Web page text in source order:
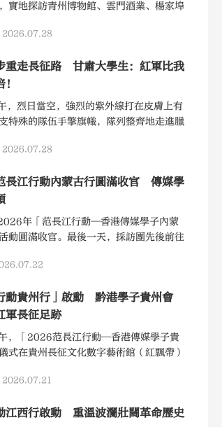
實地探訪青州博物館、雲門酒業、楊家埠
的深厚底蘊。
2026.07.28
重走長征路 甘肅大學生：紅軍比我
，烈日當空，強烈的紫外線打在皮膚上有
特殊的隊伍手擎旗幟，隊列整齊地走進臘
者的注意。「我們是蘭州理工大學第十二
今年活動核心圍繞『重走長征路』打造紅
踐的行走課堂。」徒步營領隊、蘭州理
宇告訴記者，本次參加徒步營共有15名學
舒適的乘車旅遊，以腳步丈量紅色熱土，
征精神。
2026.07.28
長江行動內蒙古行圓滿收官 傳媒學
年「范長江行動—香港傳媒學子內蒙
動圓滿收官。最後一天，採訪團先後前往
在紅色記憶中感悟初心使命，在歷史長河
動貴州行」啟動 黔港學子貴州會
長征足跡
，「2026范長江行動─香港傳媒學子貴
式在貴州長征文化數字藝術館（紅飄帶）
紅軍長征勝利90周年，來自香港大學、香
活動時間最長、範圍最廣、發生重大事件
2026.07.21
江西行啟動 重溫波瀾壯闊革命歷史